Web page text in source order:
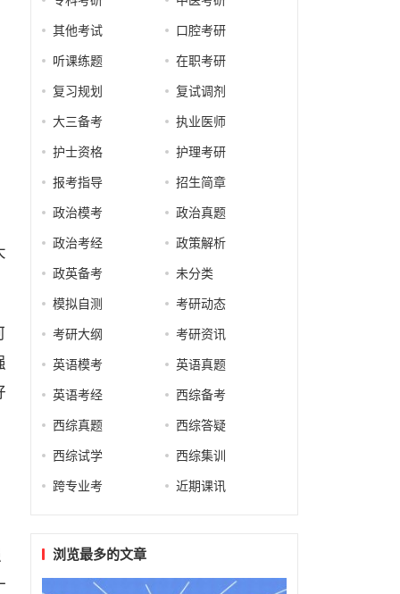
其他考试 口腔考研
听课练题 在职考研
复习规划 复试调剂
大三备考 执业医师
护士资格 护理考研
报考指导 招生简章
政治模考 政治真题
政治考经 政策解析
政英备考 未分类
模拟自测 考研动态
考研大纲 考研资讯
英语模考 英语真题
英语考经 西综备考
西综真题 西综答疑
西综试学 西综集训
跨专业考 近期课讯
浏览最多的文章